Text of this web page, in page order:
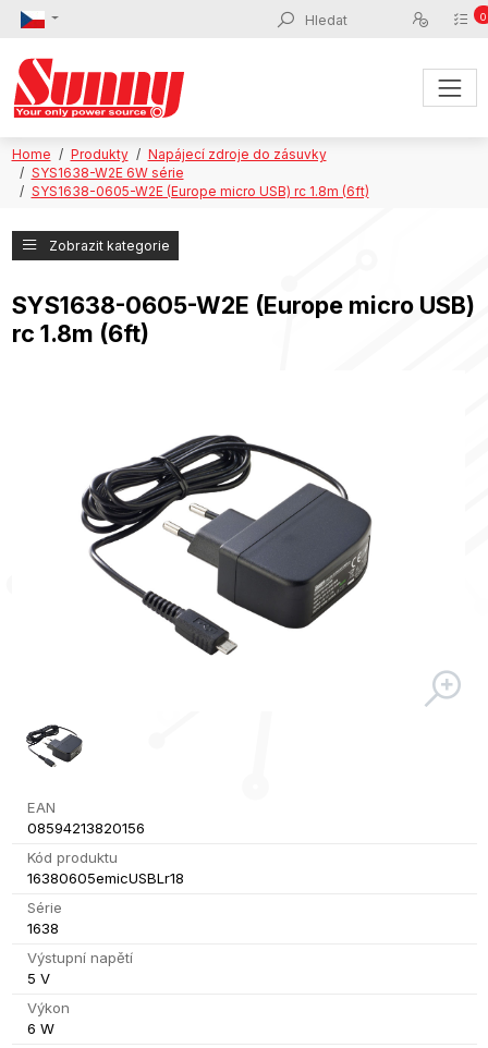
0
Home Produkty
Napájecí zdroje do zásuvky
SYS1638-W2E 6W série
SYS1638-0605-W2E (Europe micro USB) rc 1.8m (6ft)
Zobrazit kategorie
SYS1638-0605-W2E (Europe micro USB)
rc 1.8m (6ft)
EAN
08594213820156
Kód produktu
16380605emicUSBLr18
Série
1638
Výstupní napětí
5 V
Výkon
6 W